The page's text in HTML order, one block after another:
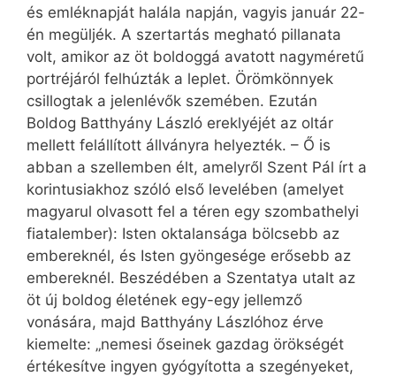
és emléknapját halála napján, vagyis január 22-
én megüljék. A szertartás megható pillanata
volt, amikor az öt boldoggá avatott nagyméretű
portréjáról felhúzták a leplet. Örömkönnyek
csillogtak a jelenlévők szemében. Ezután
Boldog Batthyány László ereklyéjét az oltár
mellett felállított állványra helyezték. – Ő is
abban a szellemben élt, amelyről Szent Pál írt a
korintusiakhoz szóló első levelében (amelyet
magyarul olvasott fel a téren egy szombathelyi
fiatalember): Isten oktalansága bölcsebb az
embereknél, és Isten gyöngesége erősebb az
embereknél. Beszédében a Szentatya utalt az
öt új boldog életének egy-egy jellemző
vonására, majd Batthyány Lászlóhoz érve
kiemelte: „nemesi őseinek gazdag örökségét
értékesítve ingyen gyógyította a szegényeket,